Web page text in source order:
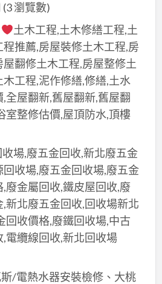
(3 瀏覽數)
土木工程,土木修繕工程,土
推薦,房屋裝修土木工程,房
翻修土木工程,房屋整修土
工程,泥作修繕,修繕,土水
全屋翻新,舊屋翻新,舊屋翻
室整修估價,屋頂防水,頂樓
收場,廢五金回收,新北廢五金
回收場,廢五金回收場,廢五金
廢金屬回收,鐵皮屋回收,廢
新北廢五金回收,回收場新北
回收價格,廢鐵回收場,中古
電纜線回收,新北回收場
/電熱水器安裝檢修、大桃